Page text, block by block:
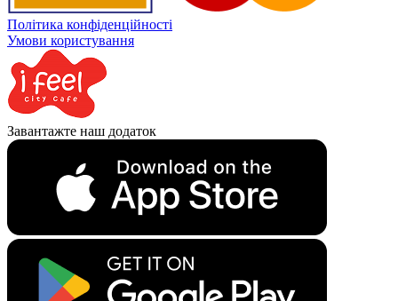
Політика конфіденційності
Умови користування
Завантажте наш додаток